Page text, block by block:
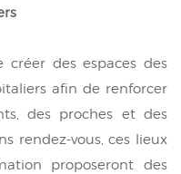
créer des espaces des
afin de renforcer
des proches et des
rendez-vous, ces lieux
proposeront des